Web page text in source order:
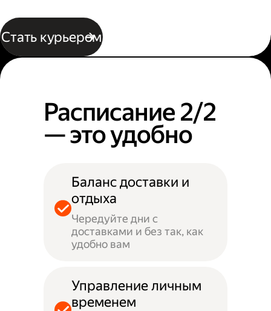
Стать курьером
Расписание 2/2
— это удобно
Баланс доставки и
отдыха
Чередуйте дни с
доставками и без так, как
удобно вам
Управление личным
временем